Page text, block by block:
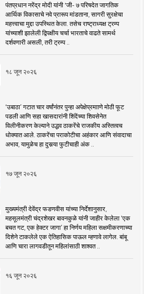
पंतप्रधान नरेंद्र मोदी यांनी 'जी- ७ परिषदेत जागतिक
आर्थिक विकासाचे नवे प्रारूप मांडताना, सागरी सुरक्षेचा
महत्त्वाचा मुद्दा उपस्थित केला. तसेच राष्ट्राध्यक्ष ट्रम्प
यांच्याशी झालेली द्विपक्षीय चर्चा भारताचे वाढते सामर्थ
दर्शवणारी असली, तरी ट्रम्प ..
१८ जून २०२६
‘उबाठा’ गटात चार वर्षांनंतर पुन्हा अपेक्षेप्रमााणे मोठी फूट
पडली आणि सहा खासदारांनी शिंदेंच्या शिवसेनेत
विलीनीकरण केल्याने उद्धव ठाकरेंचे राजकीय अस्तित्वच
धोक्यात आले. ठाकरेंचा पराकोटीचा अहंकार आणि संवादाचा
अभाव, यामुळेच हा दुसर्‍या फुटीचाही अंक ..
१७ जून २०२६
मुख्यमंत्री देवेंद्र फडणवीस यांच्या निर्देशानुसार,
महसूलमंत्री चंद्रशेखर बावनकुळे यांनी जाहीर केलेला ‘एक
बचत गट, एक हेक्टर जागा’ हा निर्णय महिला सक्षमीकरणाच्या
दिशेने टाकलेले एक ऐतिहासिक पाऊल म्हणावे लागेल. बांबू
आणि चारा लागवडीतून महिलांसाठी शाश्वत ..
१६ जून २०२६